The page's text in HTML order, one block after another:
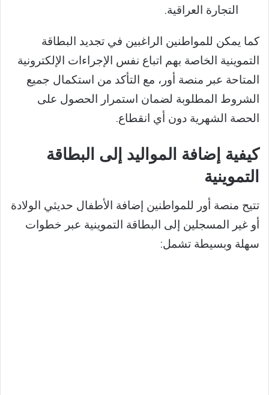
التجارة العراقية.
كما يمكن للمواطنين الراغبين في تجديد البطاقة
التموينية الخاصة بهم اتباع نفس الإجراءات الإلكترونية
المتاحة عبر منصة أور، مع التأكد من استكمال جميع
الشروط المطلوبة لضمان استمرار الحصول على
الحصة الشهرية دون أي انقطاع.
كيفية إضافة المواليد إلى البطاقة
التموينية
تتيح منصة أور للمواطنين إضافة الأطفال حديثي الولادة
أو غير المسجلين إلى البطاقة التموينية عبر خطوات
سهلة وبسيطة تشمل: